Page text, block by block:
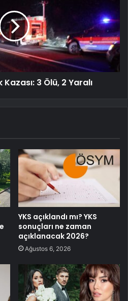
3 Ölü, 2 Yaralı
YKS açıklandı mı? YKS
sonuçları ne zaman
açıklanacak 2026?
Ağustos 6, 2026